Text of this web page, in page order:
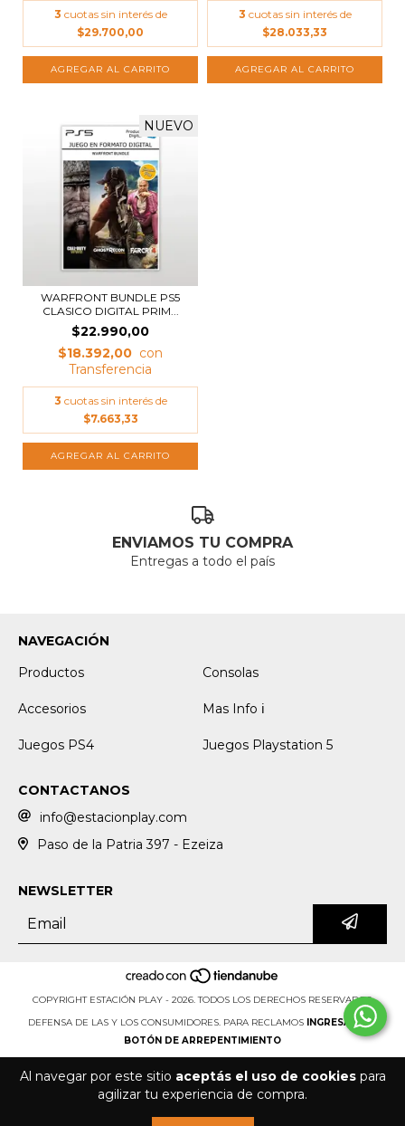
Al navegar por este sitio aceptás el uso de cookiespara
agilizar tu experiencia de compra.
3 cuotas sin interés de
$29.700,00
3 cuotas sin interés de
$28.033,33
NUEVO
WARFRONT BUNDLE PS5
CLASICO DIGITAL PRIM...
$22.990,00
$18.392,00
3 cuotas sin interés de
$7.663,33
ENVIAMOS TU COMPRA
Entregas a todo el país
NAVEGACIÓN
Productos
Consolas
Accesorios Mas Info ℹ️
Juegos PS4 Juegos Playstation 5
CONTACTANOS
info@estacionplay.com
Paso de la Patria 397 - Ezeiza
NEWSLETTER
COPYRIGHT ESTACIÓN PLAY - 2026. TODOS LOS DERECHOS RESERVADOS.
DEFENSA DE LAS Y LOS CONSUMIDORES. PARA RECLAMOS INGRESÁ ACÁ.
BOTÓN DE ARREPENTIMIENTO